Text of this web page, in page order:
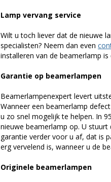
Lamp vervang service
Wilt u toch liever dat de nieuwe
specialisten? Neem dan even
installeren van de beamerlamp
Garantie op beamerlampen
Beamerlampenexpert levert
Wanneer een beamerlamp
u zo snel mogelijk te helpen. In
nieuwe beamerlamp op. U
garantie verder voor u af, dat is
erg vervelend is, wanneer u de
Originele beamerlampen